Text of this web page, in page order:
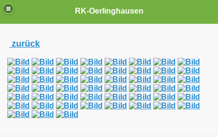
RK-Oerlinghausen
zurück